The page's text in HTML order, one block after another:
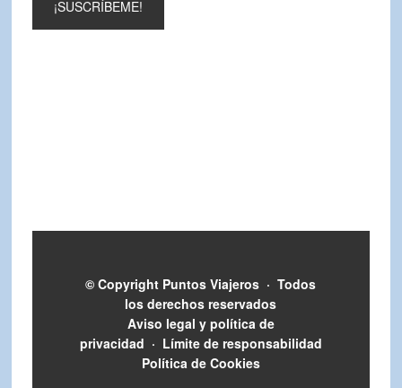
© Copyright Puntos Viajeros · Todos
los derechos reservados
Aviso legal y política de
privacidad · Límite de responsabilidad
Política de Cookies